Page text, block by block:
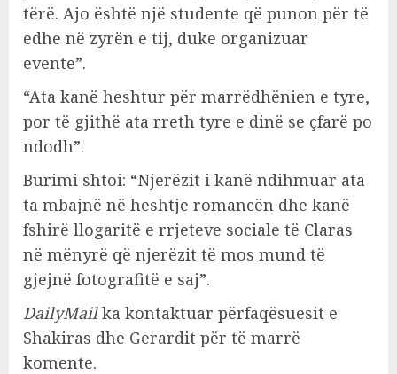
tërë. Ajo është një studente që punon për të
edhe në zyrën e tij, duke organizuar
evente”.
“Ata kanë heshtur për marrëdhënien e tyre,
por të gjithë ata rreth tyre e dinë se çfarë po
ndodh”.
Burimi shtoi: “Njerëzit i kanë ndihmuar ata
ta mbajnë në heshtje romancën dhe kanë
fshirë llogaritë e rrjeteve sociale të Claras
në mënyrë që njerëzit të mos mund të
gjejnë fotografitë e saj”.
DailyMailka kontaktuar përfaqësuesit e
Shakiras dhe Gerardit për të marrë
komente.